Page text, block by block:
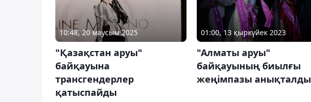
10:48, 20 маусым 2025
"Қазақстан аруы"
байқауына
трансгендерлер
қатыспайды
01:00, 13 қыркүйек 2023
"Алматы аруы"
байқауының биылғы
жеңімпазы анықталды